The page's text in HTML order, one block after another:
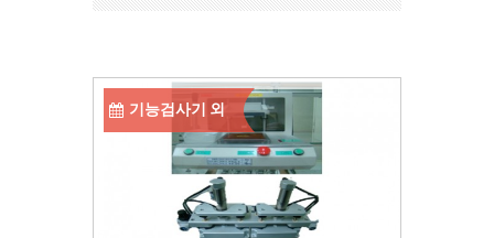
기능검사기 외